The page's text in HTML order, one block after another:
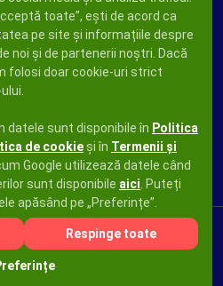
Publicity SRLToate drepturile
toate”, ești de acord ca
pe site și informațiile despre
noi și de partenerii noștri. Dacă
folosi doar cookie-uri strict
datele sunt disponibile în Politica
de cookieși în Termenii și
Google utilizează datele când
sunt disponibile aici . Puteți
apăsând pe „Preferințe”.
Respinge toate